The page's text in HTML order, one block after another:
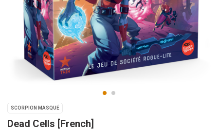
SCORPION MASQUÉ
Dead Cells [French]